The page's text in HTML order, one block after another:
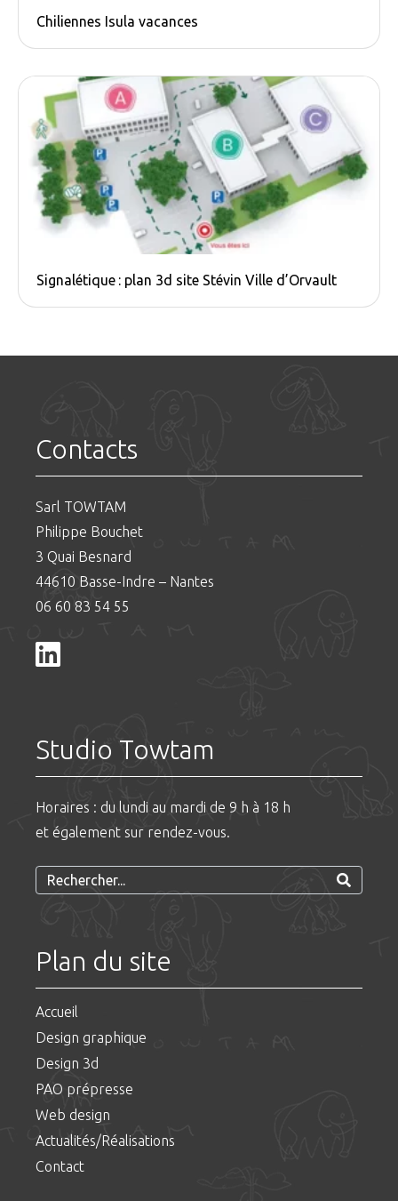
Chiliennes Isula vacances
Signalétique : plan 3d site Stévin Ville d’Orvault
Contacts
Sarl TOWTAM
Philippe Bouchet
3 Quai Besnard
44610 Basse-Indre – Nantes
06 60 83 54 55
Studio Towtam
Horaires : du lundi au mardi de 9 h à 18 h
et également sur rendez-vous.
Plan du site
Accueil
Design graphique
Design 3d
PAO prépresse
Web design
Actualités/Réalisations
Contact